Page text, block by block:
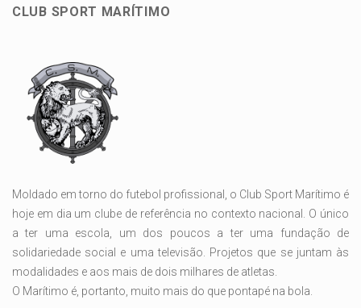
CLUB SPORT MARÍTIMO
Moldado em torno do futebol profissional, o Club Sport Marítimo é
hoje em dia um clube de referência no contexto nacional. O único
a ter uma escola, um dos poucos a ter uma fundação de
solidariedade social e uma televisão. Projetos que se juntam às
modalidades e aos mais de dois milhares de atletas.
O Marítimo é, portanto, muito mais do que pontapé na bola.